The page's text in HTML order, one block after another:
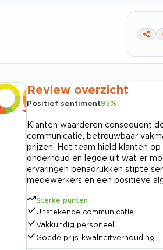
Review overzicht
Positief sentiment95%
Klanten waarderen consequent
communicatie, betrouwbaar
prijzen. Het team hield klanten
onderhoud en legde uit wat er
ervaringen benadrukken stipte
medewerkers en een positieve
Sterke punten
Uitstekende communicatie
Vakkundig personeel
Goede prijs-kwaliteitverhouding